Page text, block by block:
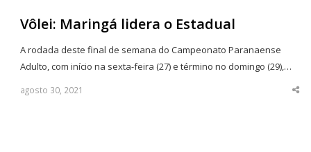
Vôlei: Maringá lidera o Estadual
A rodada deste final de semana do Campeonato Paranaense
Adulto, com início na sexta-feira (27) e término no domingo (29),…
agosto 30, 2021